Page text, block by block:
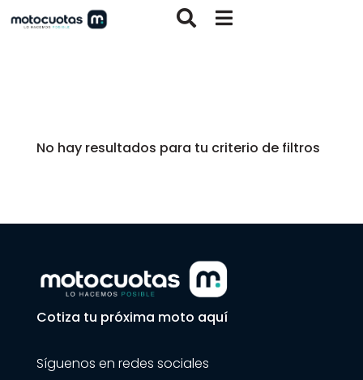
 
No hay resultados para tu criterio de filtros
Cotiza tu próxima moto aquí
Síguenos en redes sociales